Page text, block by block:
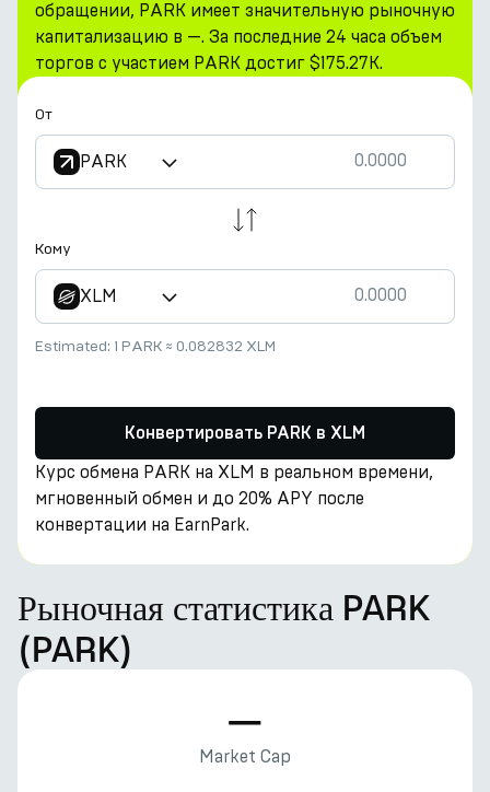
обращении, PARK имеет значительную рыночную
капитализацию в —. За последние 24 часа объем
торгов с участием PARK достиг $175.27K.
От
PARK
Кому
XLM
Estimated: 1 PARK ≈ 0.082832 XLM
Конвертировать PARK в XLM
Курс обмена PARK на XLM в реальном времени,
мгновенный обмен и до 20% APY после
конвертации на EarnPark.
Рыночная статистика PARK
(PARK)
—
Market Cap